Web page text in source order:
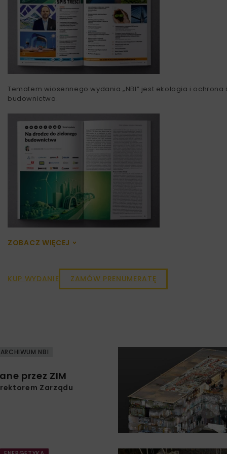
Tematem wiosennego wydania „NBI” jest ekologia i
budownictwa.
ZOBACZ WIĘCEJ >
KUP WYDANIE ZAMÓW PRENUMERATĘ
ARCHIWUM NBI
przez ZIM
Zarządu